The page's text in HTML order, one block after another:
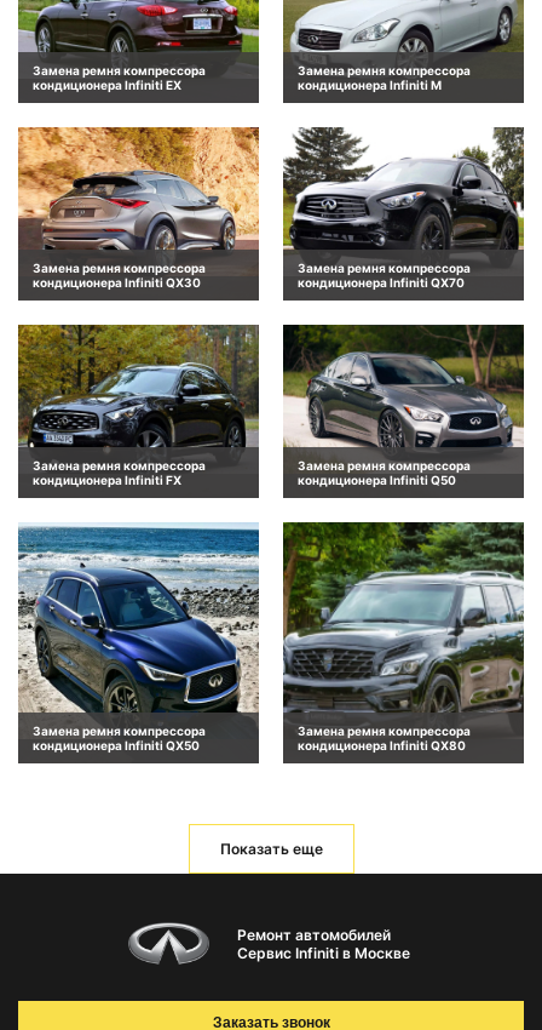
Замена ремня компрессора
кондиционера Infiniti EX
Замена ремня компрессора
кондиционера Infiniti M
Замена ремня компрессора
кондиционера Infiniti QX30
Замена ремня компрессора
кондиционера Infiniti QX70
Замена ремня компрессора
кондиционера Infiniti FX
Замена ремня компрессора
кондиционера Infiniti Q50
Замена ремня компрессора
кондиционера Infiniti QX50
Замена ремня компрессора
кондиционера Infiniti QX80
Показать еще
Ремонт автомобилей
Сервис Infiniti в Москве
Заказать звонок